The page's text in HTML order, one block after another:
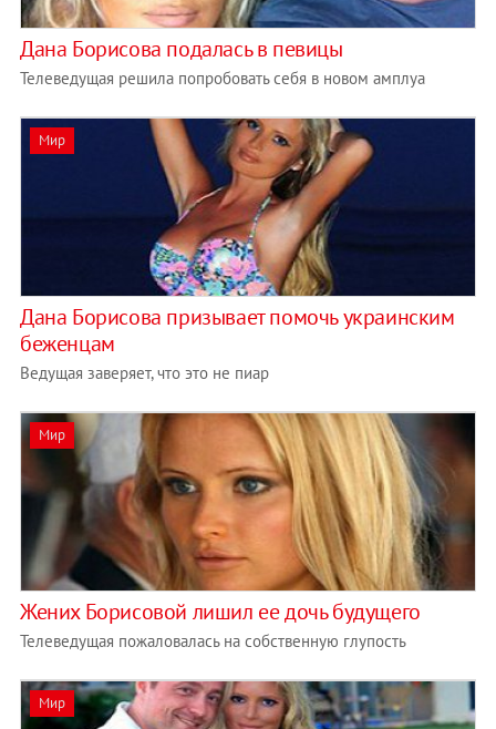
Дана Борисова подалась в певицы
Телеведущая решила попробовать себя в новом амплуа
Мир
Дана Борисова призывает помочь украинским
беженцам
Ведущая заверяет, что это не пиар
Мир
Жених Борисовой лишил ее дочь будущего
Телеведущая пожаловалась на собственную глупость
Мир